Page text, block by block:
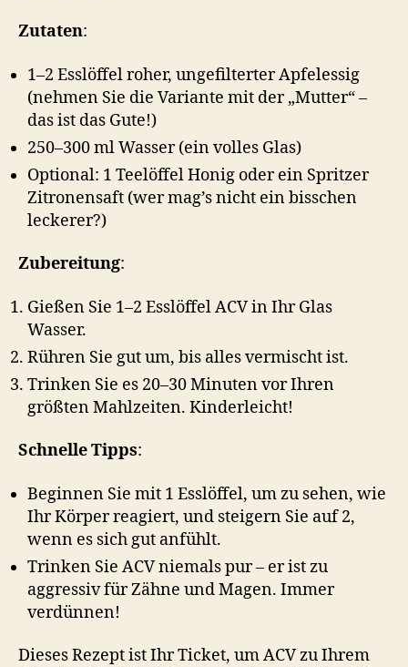
Zutaten:
1–2 Esslöffel roher, ungefilterter Apfelessig
(nehmen Sie die Variante mit der „Mutter“ –
das ist das Gute!)
250–300 ml Wasser (ein volles Glas)
Optional: 1 Teelöffel Honig oder ein Spritzer
Zitronensaft (wer mag’s nicht ein bisschen
leckerer?)
Zubereitung:
Gießen Sie 1–2 Esslöffel ACV in Ihr Glas
Wasser.
Rühren Sie gut um, bis alles vermischt ist.
Trinken Sie es 20–30 Minuten vor Ihren
größten Mahlzeiten. Kinderleicht!
Schnelle Tipps:
Beginnen Sie mit 1 Esslöffel, um zu sehen, wie
Ihr Körper reagiert, und steigern Sie auf 2,
wenn es sich gut anfühlt.
Trinken Sie ACV niemals pur – er ist zu
aggressiv für Zähne und Magen. Immer
verdünnen!
Dieses Rezept ist Ihr Ticket, um ACV zu Ihrem